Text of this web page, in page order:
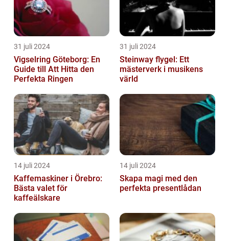
31 juli 2024
Vigselring Göteborg: En
Guide till Att Hitta den
Perfekta Ringen
31 juli 2024
Steinway flygel: Ett
mästerverk i musikens
värld
14 juli 2024
Kaffemaskiner i Örebro:
Bästa valet för
kaffeälskare
14 juli 2024
Skapa magi med den
perfekta presentlådan